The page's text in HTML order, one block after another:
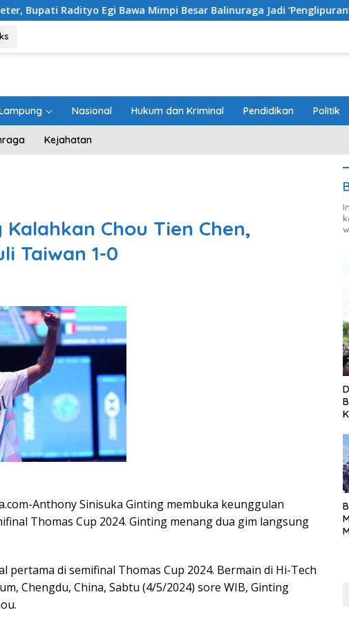
Egi Bawa Mimpi Besar Balinuraga Jadi ‘Penglipuran’ Kedua
Nasional Hukum dan Kriminal Pendidikan Politik
Kejahatan
Chou Tien Chen,
Taiwan 1-0
Anthony Sinisuka Ginting membuka keunggulan
Thomas Cup 2024. Ginting menang dua gim langsung
di semifinal Thomas Cup 2024. Bermain di Hi-Tech
Chengdu, China, Sabtu (4/5/2024) sore WIB, Ginting